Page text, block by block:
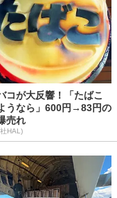
コが大反響！「たばこ
うなら」600円→83円の
売れ
HAL)